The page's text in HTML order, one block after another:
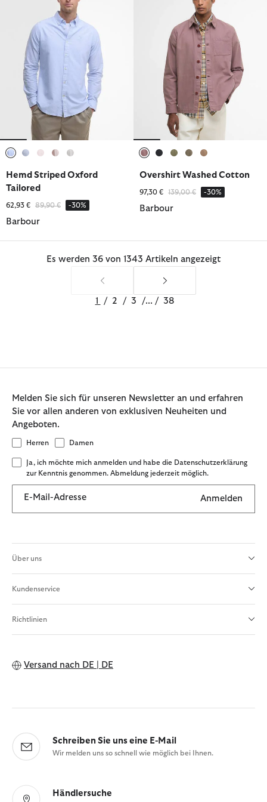
Hemd Striped Oxford
Tailored
62,93 € Reduziert von
89,90 €bis-30%
Barbour
Overshirt Washed Cotton
97,30 € Reduziert von
139,00 €bis-30%
Barbour
Es werden 36 von 1343 Artikeln angezeigt
1 / 2 / 3 /... / 38
Melden Sie sich für unseren Newsletter an und erfahren
Sie vor allen anderen von exklusiven Neuheiten und
Angeboten.
Herren Damen
Ja, ich möchte mich anmelden und habe die Datenschutzerklärung
zur Kenntnis genommen. Abmeldung jederzeit möglich.
E-Mail-Adresse Anmelden
Über uns
Kundenservice
Richtlinien
Versand nach DE | DE
Schreiben Sie uns eine E-Mail
Wir melden uns so schnell wie möglich bei Ihnen.
Händlersuche